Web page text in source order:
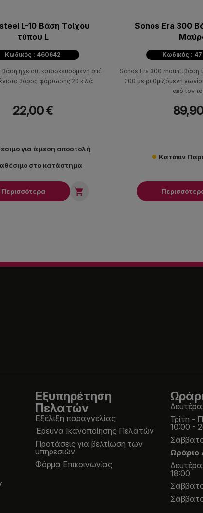
L-10 Bάση Τοίχου
τύπου L
Κωδικός : 460642
βάση ηχείου, κατασκευασμένη από
βάρος φόρτωσης 20 κιλά
22,00 €
για άμεση αποστολή
στο κατάστημα
Περισσότερα 
Sonos Era 300
Κωδικός :
Sonos Era 300 mount, βάση
300 με ρυθμιζόμενη
από τον
Κατόπιν
Εξυπηρέτηση
Πελατών
Εξέλιξη παραγγελίας
Έρευνα Ικανοποίησης Πελατών
Προτάσεις για βελτίωση των
υπηρεσιών
Φόρμα Επικοινωνίας
Τρίτη -
10:00 -
Ωράριο
18:00